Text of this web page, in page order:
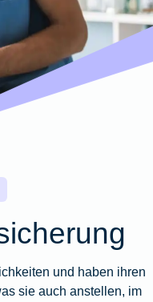
und haben ihren
sie auch anstellen, im